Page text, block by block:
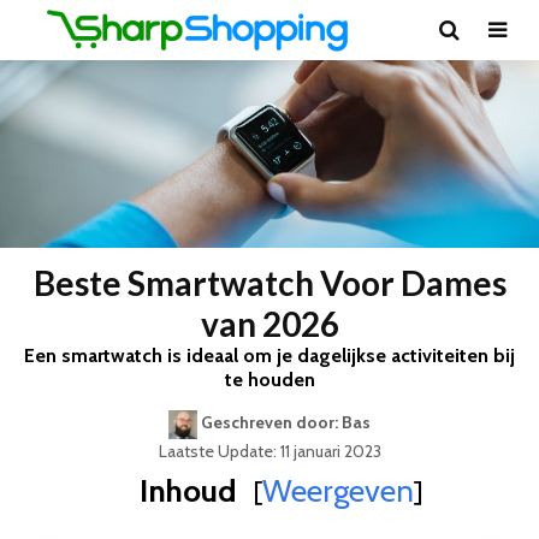
Beste Smartwatch Voor Dames
van 2026
Een smartwatch is ideaal om je dagelijkse activiteiten bij
te houden
Geschreven door: Bas
Laatste Update: 11 januari 2023
Inhoud [Weergeven]